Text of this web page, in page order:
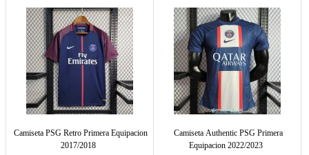
Camiseta PSG Retro Primera Equipacion
2017/2018
Camiseta Authentic PSG Primera
Equipacion 2022/2023